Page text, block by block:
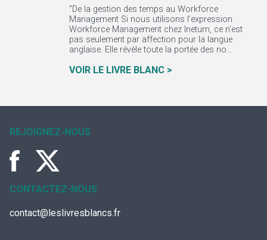
"De la gestion des temps au Workforce
Management Si nous utilisons l’expression
Workforce Management chez Inetum, ce n’est
pas seulement par affection pour la langue
anglaise. Elle révèle toute la portée des no...
VOIR LE LIVRE BLANC >
REJOIGNEZ-NOUS
CONTACTEZ-NOUS
contact@leslivresblancs.fr